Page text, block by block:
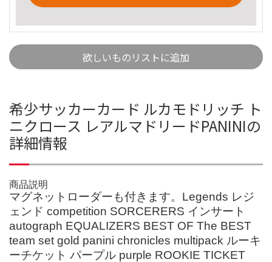
欲しいものリストに追加
希少サッカーカード ルカモドリッチ ト
ニクロース レアルマドリードPANINIの
詳細情報
商品説明
マグネットローダーも付きます。Legends レジ
ェンド competition SORCERERS インサート
autograph EQUALIZERS BEST OF The BEST
team set gold panini chronicles multipack ルーキ
ーチケット パープル purple ROOKIE TICKET